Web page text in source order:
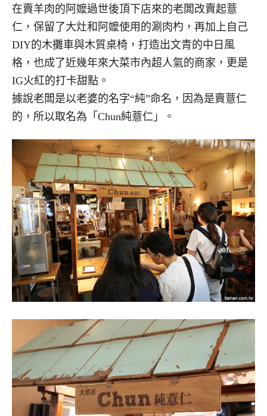
在賣羊肉的阿嬤過世後頂下店來的老闆改賣起薏
仁，保留了大灶和阿嬤使用的涮肉杓，再加上自己
DIY的木攤車與木質桌椅，打造出文青的中日風
格，也成了近幾年來大菜市內超人氣的商家，更是
IG火紅的打卡甜點。
據說老闆是以老婆的名字“純”命名，因為是賣薏仁
的，所以取名為「Chun純薏仁」。